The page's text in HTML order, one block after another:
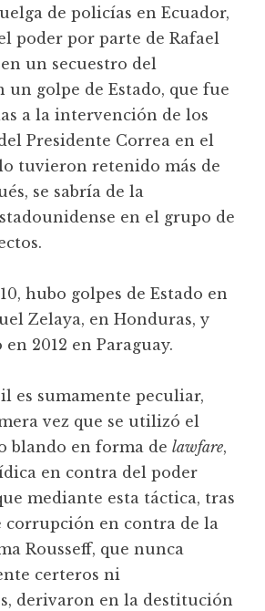
de policías en Ecuador,
poder por parte de Rafael
un secuestro del
un golpe de Estado, que fue
a la intervención de los
Presidente Correa en el
tuvieron retenido más de
se sabría de la
en el grupo de
hubo golpes de Estado en
Zelaya, en Honduras, y
2012 en Paraguay.
es sumamente peculiar,
vez que se utilizó el
blando en forma de lawfare,
en contra del poder
mediante esta táctica, tras
corrupción en contra de la
Rousseff, que nunca
certeros ni
derivaron en la destitución